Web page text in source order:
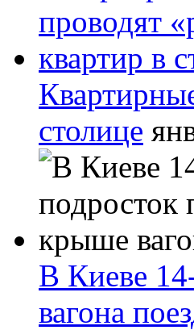
столице
В Киеве
вагона